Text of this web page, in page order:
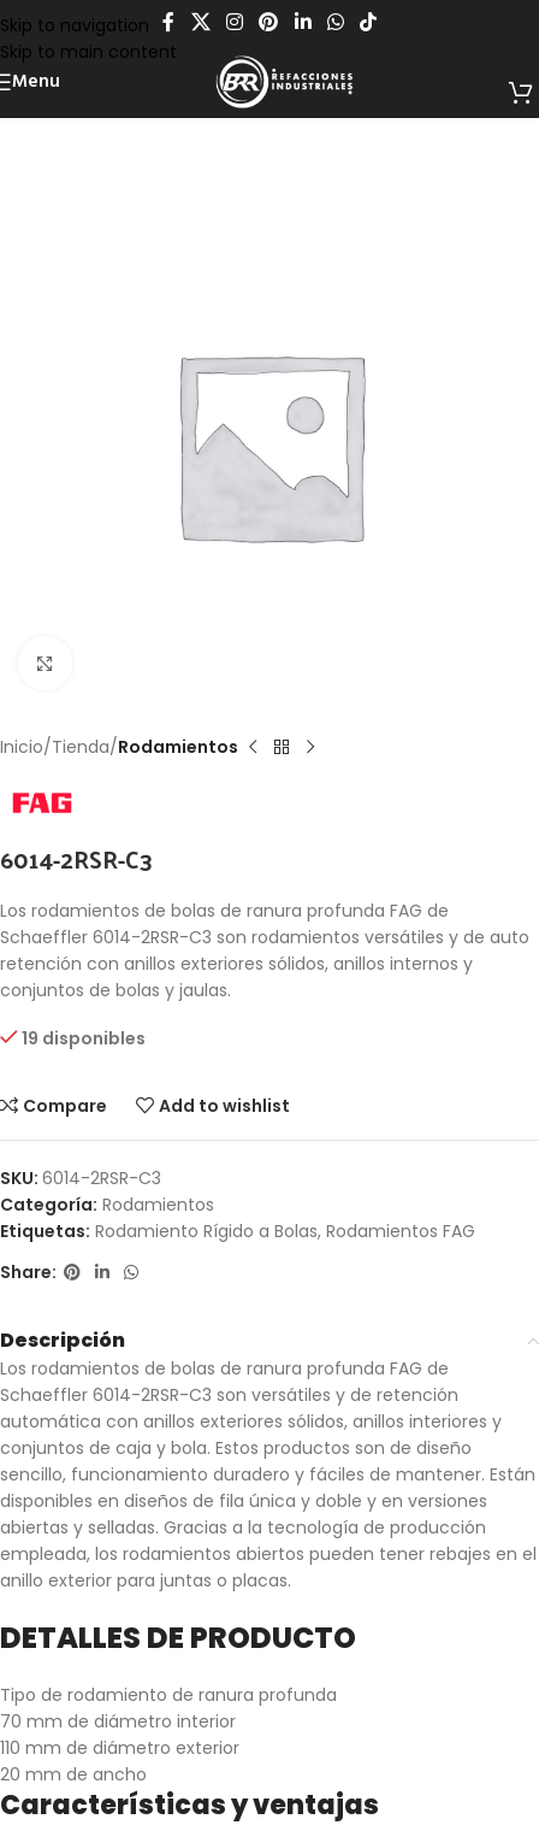
Skip to navigation
Skip to main content
Menu
Inicio Tienda Rodamientos
6014-2RSR-C3
Los rodamientos de bolas de ranura profunda FAG de
Schaeffler 6014-2RSR-C3 son rodamientos versátiles y de auto
retención con anillos exteriores sólidos, anillos internos y
conjuntos de bolas y jaulas.
19 disponibles
Compare Add to wishlist
SKU: 6014-2RSR-C3
Categoría: Rodamientos
Etiquetas: Rodamiento Rígido a Bolas, Rodamientos FAG
Share:
Descripción
Los rodamientos de bolas de ranura profunda FAG de
Schaeffler 6014-2RSR-C3 son versátiles y de retención
automática con anillos exteriores sólidos, anillos interiores y
conjuntos de caja y bola. Estos productos son de diseño
sencillo, funcionamiento duradero y fáciles de mantener. Están
disponibles en diseños de fila única y doble y en versiones
abiertas y selladas. Gracias a la tecnología de producción
empleada, los rodamientos abiertos pueden tener rebajes en el
anillo exterior para juntas o placas.
DETALLES DE PRODUCTO
Tipo de rodamiento de ranura profunda
70 mm de diámetro interior
110 mm de diámetro exterior
20 mm de ancho
Características y ventajas